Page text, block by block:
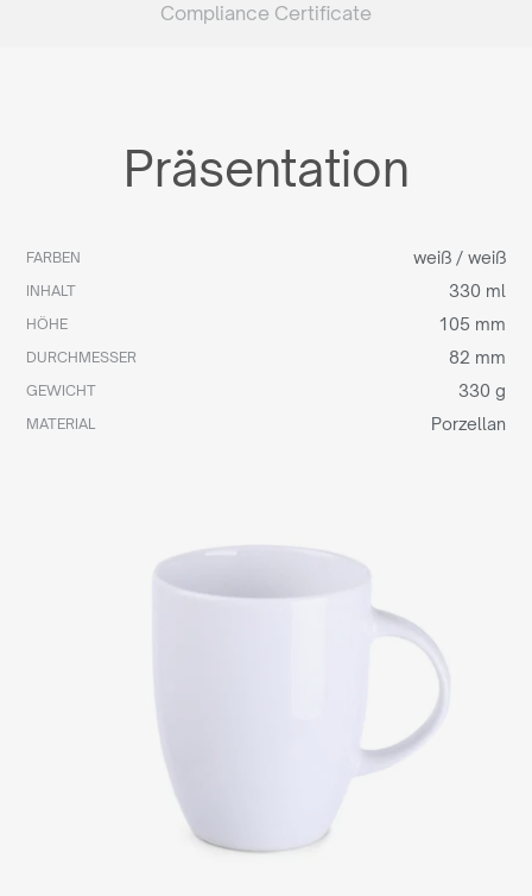
Compliance Certificate
Präsentation
FARBEN weiß / weiß
INHALT 330 ml
HÖHE 105 mm
DURCHMESSER 82 mm
GEWICHT 330 g
MATERIAL Porzellan